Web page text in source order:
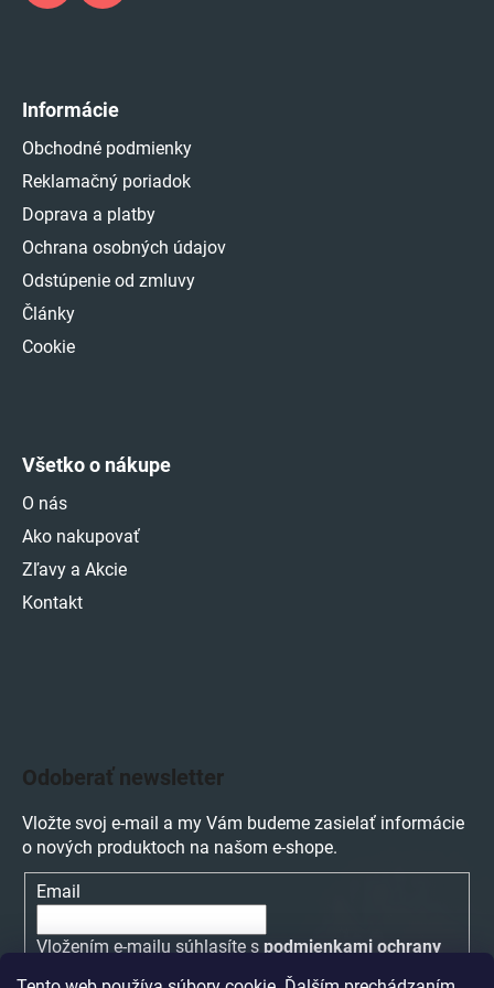
Informácie
Obchodné podmienky
Reklamačný poriadok
Doprava a platby
Ochrana osobných údajov
Odstúpenie od zmluvy
Články
Cookie
Všetko o nákupe
O nás
Ako nakupovať
Zľavy a Akcie
Kontakt
Odoberať newsletter
Vložte svoj e-mail a my Vám budeme zasielať informácie
o nových produktoch na našom e-shope.
Email
Vložením e-mailu súhlasíte s podmienkami ochrany